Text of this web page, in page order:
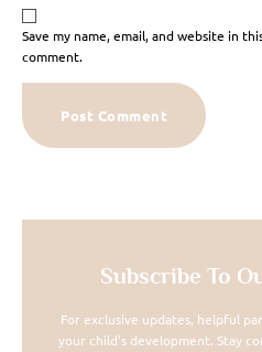
Save my name, email, and website in
comment.
Subscribe To
For exclusive updates, helpful
your child's development. Stay